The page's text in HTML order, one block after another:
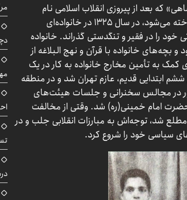
که بعد از پیروزی انقلاب اسلامی نام
خانوادگی خود را تغییر داده و با نام «عزت‌الله مطهری» شناخته می‌شود، در سال ۱۳۲۵ در خانواده‌ای
را در فقیر و تنگدستی گذراند. خانواده
خانواده با قرآن و نهج البلاغه از
به تأمین مخارج خانواده به کار در یک
ابتدایی قدیم، عازم تهران شد و در منطقه
در مجالس سخنرانی و جلسات هیئت‌های
امام خمینی(ره) شد. وقتی از مخالفت
شد، توجه‌اش به مبارزات انقلابی جلب و در
سیاسی خود را شروع کرد.